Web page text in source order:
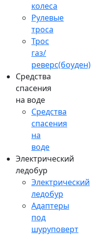
колеса
Рулевые
троса
Трос
газ/
реверс(боуден)
Средства
спасения
на воде
Средства
спасения
на
воде
Электрический
ледобур
Электрический
ледобур
Адаптеры
под
шуруповерт